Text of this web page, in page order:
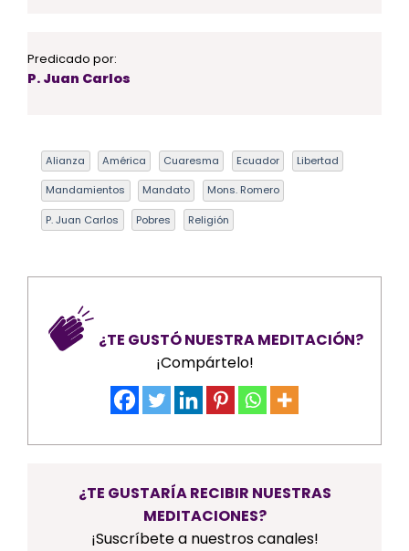
Predicado por:
P. Juan Carlos
Alianza América Cuaresma Ecuador Libertad
Mandamientos Mandato Mons. Romero
P. Juan Carlos Pobres Religión
¿TE GUSTÓ NUESTRA MEDITACIÓN?
¡Compártelo!
¿TE GUSTARÍA RECIBIR NUESTRAS
MEDITACIONES?
¡Suscríbete a nuestros canales!